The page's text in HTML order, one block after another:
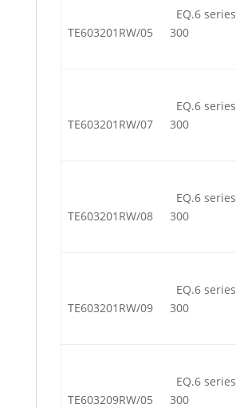
TE603201RW/05
EQ.6 series
300
TE603201RW/07
EQ.6 series
300
TE603201RW/08
EQ.6 series
300
TE603201RW/09
EQ.6 series
300
TE603209RW/05
EQ.6 series
300